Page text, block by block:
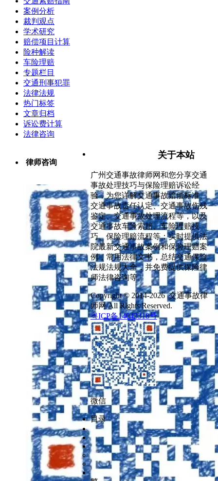
案例分析
裁判观点
学术研究
赔偿项目计算
险种解读
车险理赔
专题栏目
交通刑事犯罪
法律法规
热门标签
文章归档
诉讼费计算
法律咨询
律师咨询
关于本站
广州交通事故律师网和您分享交通
事故处理技巧与保险理赔诉讼经
验，为您详解交通事故赔偿标准、
交通事故责任认定、交通事故伤残
鉴定、交通事故处理流程等，以及
交通事故车险索赔、车险理赔技
巧、保险理赔流程等；实时提供法
院最新交通事故案例和保险理赔案
例，常用法律文书，总结交通保险
法规法规大全，并免费提供保险律
师法律咨询等。
Copyright © 2014-2026 交通事故律
师网 All Rights Reserved.
粤ICP备14043318号
微信
目录